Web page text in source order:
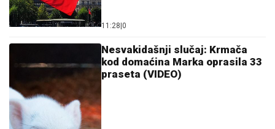
11:28 0
Nesvakidašnji slučaj: Krmača
kod domaćina Marka oprasila 33
praseta (VIDEO)